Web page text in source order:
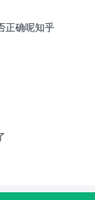
正确呢知乎